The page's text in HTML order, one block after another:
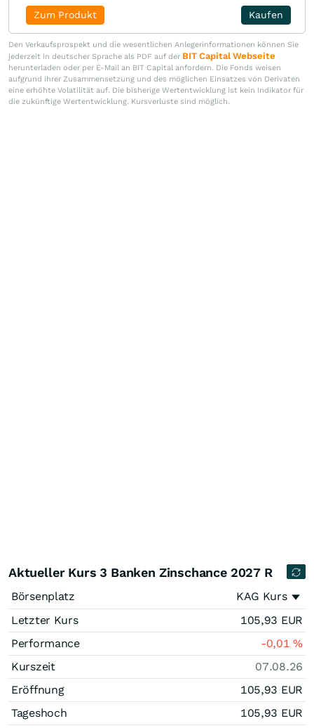
Kaufen
Zum Produkt
Den Verkaufsprospekt und die wesentlichen Anlegerinformationen können Sie
jederzeit in deutscher Sprache als PDF auf der BIT Capital Webseite
herunterladen oder per E-Mail an BIT Capital anfordern. Die Fonds weisen
aufgrund ihrer Zusammensetzung und des möglichen Einsatzes von Derivaten
eine erhöhte Volatilität auf. Die bisherige Wertentwicklung ist kein Indikator für
die zukünftige Wertentwicklung. Kursverluste sind möglich.
Aktueller Kurs 3 Banken Zinschance 2027 R
Börsenplatz
KAG Kurs
Letzter Kurs
105,93 EUR
Performance
-0,01%
Kurszeit
07.08.26
Eröffnung
105,93 EUR
Tageshoch
105,93 EUR